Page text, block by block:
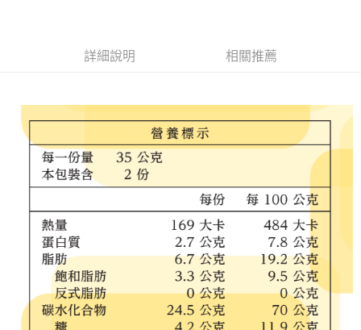
玉山商業銀行
星展（台灣）商業銀行
每筆NT$65，滿NT$1,000(含以上)免運費
付款後全家取貨
每筆NT$65，滿NT$1,000(含以上)免運費
7-11取貨付款
每筆NT$65，滿NT$1,000(含以上)免運費
付款後7-11取貨
每筆NT$65，滿NT$1,000(含以上)免運費
宅配
詳細說明 相關推薦